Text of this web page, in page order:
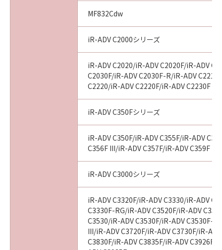
MF832Cdw
iR-ADV C2000シリーズ
iR-ADV C2020/iR-ADV C2020F/iR-ADV
C2030F/iR-ADV C2030F-R/iR-ADV
C2220/iR-ADV C2220F/iR-ADV C2230F
iR-ADV C350Fシリーズ
iR-ADV C350F/iR-ADV C355F/iR-ADV
C356F III/iR-ADV C357F/iR-ADV C359F
iR-ADV C3000シリーズ
iR-ADV C3320F/iR-ADV C3330/iR-ADV
C3330F-RG/iR-ADV C3520F/iR-ADV
C3530/iR-ADV C3530F/iR-ADV C3530F-
III/iR-ADV C3720F/iR-ADV C3730F/iR-
C3830F/iR-ADV C3835F/iR-ADV C3926F/